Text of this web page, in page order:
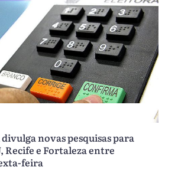
novas pesquisas para
Recife e Fortaleza entre
feira